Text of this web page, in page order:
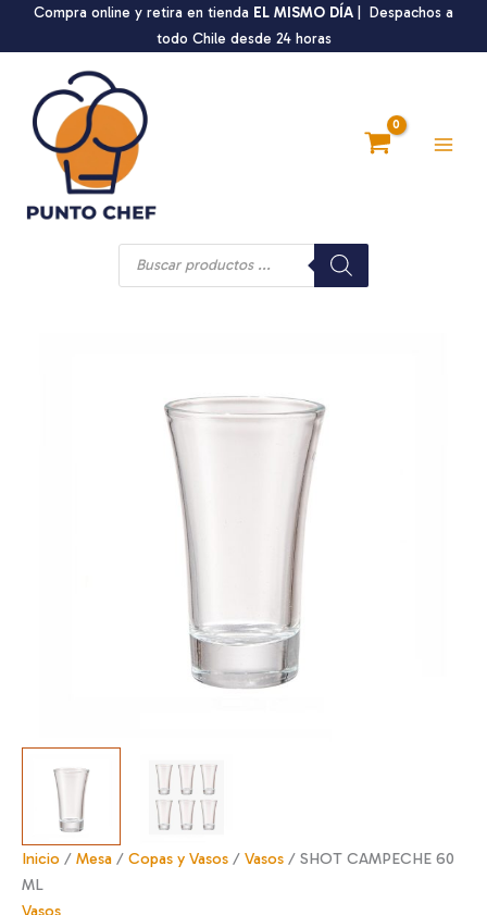
Compra online y retira en tienda EL MISMO DÍA | Despachos a
todo Chile desde 24 horas
Búsqueda
Inicio / Mesa / Copas y Vasos / Vasos / SHOT CAMPECHE 60
ML